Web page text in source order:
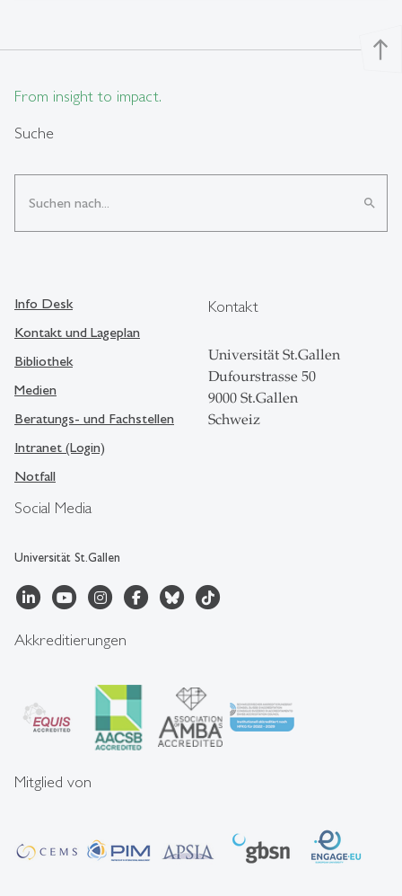
north
From insight to impact.
Suche
search
Social Media
Universität St.Gallen
Info Desk
Kontakt und Lageplan
Bibliothek
Medien
Beratungs- und Fachstellen
Intranet (Login)
Notfall
Kontakt
Universität St.Gallen
Dufourstrasse 50
9000 St.Gallen
Schweiz
Akkreditierungen
Mitglied von